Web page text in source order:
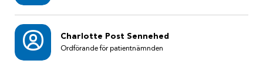
Charlotte Post Sennehed
Ordförande för patientnämnden